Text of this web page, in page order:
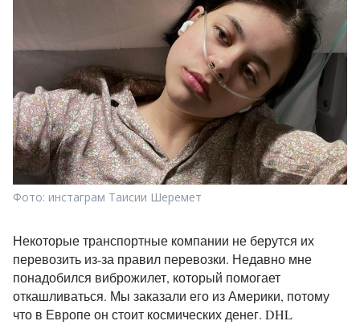
Фото: инстаграм Таисии Шеремет
Некоторые транспортные компании не берутся их
перевозить из-за правил перевозки. Недавно мне
понадобился виброжилет, который помогает
откашливаться. Мы заказали его из Америки, потому
что в Европе он стоит космических денег. DHL